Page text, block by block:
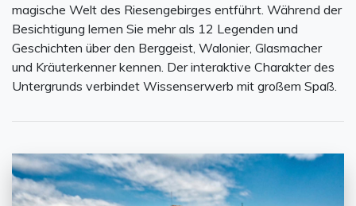
magische Welt des Riesengebirges entführt. Während der
Besichtigung lernen Sie mehr als 12 Legenden und
Geschichten über den Berggeist, Walonier, Glasmacher
und Kräuterkenner kennen. Der interaktive Charakter des
Untergrunds verbindet Wissenserwerb mit großem Spaß.